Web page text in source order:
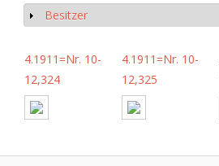
Anzeigen
Besitzer
4.1911=Nr. 10-
12,324
4.1911=Nr. 10-
12,325